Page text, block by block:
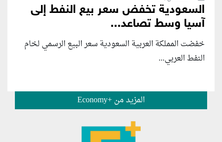
السعودية تخفض سعر بيع النفط إلى
آسيا وسط تصاعد...
خفضت المملكة العربية السعودية سعر البيع الرسمي لخام
النفط العربي...
المزيد من +Economy